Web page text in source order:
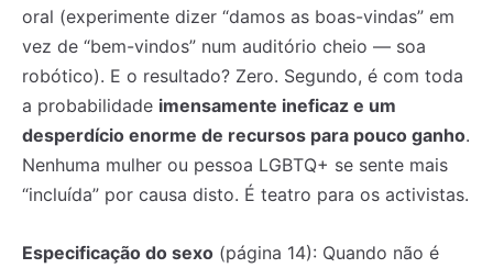
oral (experimente dizer “damos as boas-vindas” em
vez de “bem-vindos” num auditório cheio — soa
robótico). E o resultado? Zero. Segundo, é com toda
a probabilidade imensamente ineficaz e um
desperdício enorme de recursos para pouco ganho.
Nenhuma mulher ou pessoa LGBTQ+ se sente mais
“incluída” por causa disto. É teatro para os activistas.
Especificação do sexo (página 14): Quando não é